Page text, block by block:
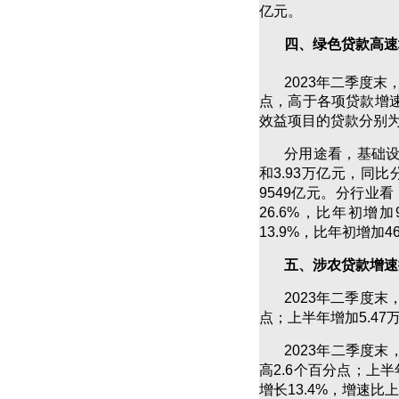
亿元。
四、绿色贷款高
2023年二季度末
点，高于各项贷款增
效益项目的贷款分别
分用途看，基础
和3.93万亿元，同比
9549亿元。分行业
26.6%，比年初增
13.9%，比年初增加
五、涉农贷款增
2023年二季度末
点；上半年增加5.47
2023年二季度末
高2.6个百分点；上
增长13.4%，增速比